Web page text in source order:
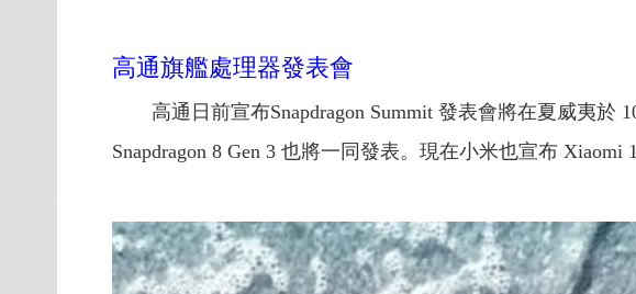
高通旗艦處理器發表會
高通日前宣布Snapdragon Summit 發表會將在夏威夷於
Snapdragon 8 Gen 3 也將一同發表。現在小米也宣布 Xiaomi